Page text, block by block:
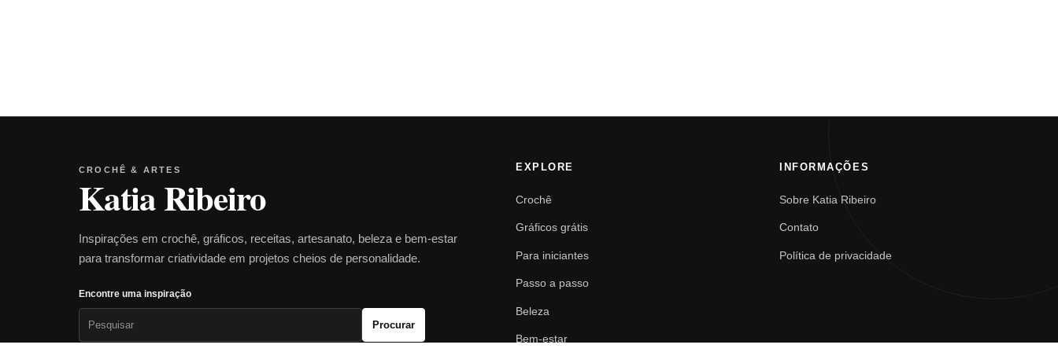
CROCHÊ & ARTES
Katia Ribeiro
Inspirações em crochê, gráficos, receitas, artesanato, beleza e bem-estar
para transformar criatividade em projetos cheios de personalidade.
Encontre uma inspiração
Procurar
EXPLORE
Crochê
Gráficos grátis
Para iniciantes
Passo a passo
Beleza
Bem-estar
INFORMAÇÕES
Sobre Katia Ribeiro
Contato
Política de privacidade